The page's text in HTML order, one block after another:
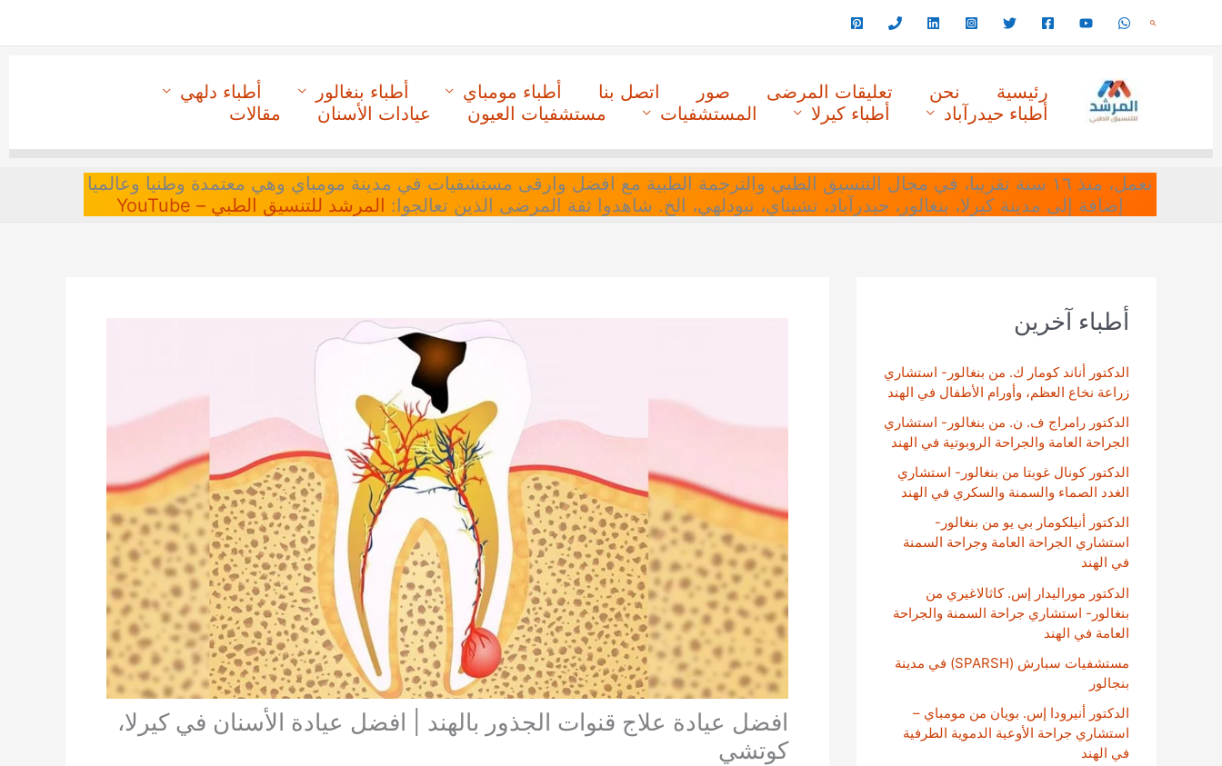
البحث
رئيسية نحن تعليقات المرضى صور اتصل بنا أطباء مومباي أطباء بنغالور
أطباء دلهي
أطباء حيدرآباد
أطباء كيرلا المستشفيات مستشفيات العيون عيادات الأسنان مقالات
نعمل، منذ ١٦ سنة تقريبا، في مجال التنسيق الطبي والترجمة الطبية مع افضل وارقى مستشفيات في مدينة مومباي وهي معتمدة وطنيا وعالميا
إضافة إلى مدينة كيرلا، بنغالور، حيدرآباد، تشيناي، نيودلهي، الخ. شاهدوا ثقة المرضى الذين تعالجوا: المرشد للتنسيق الطبي – YouTube
أطباء آخرين
الدكتور أناند كومار ك. من بنغالور- استشاري
زراعة نخاع العظم، وأورام الأطفال في الهند
الدكتور رامراج ف. ن. من بنغالور- استشاري
الجراحة العامة والجراحة الروبوتية في الهند
الدكتور كونال غوبتا من بنغالور- استشاري
الغدد الصماء والسمنة والسكري في الهند
الدكتور أنيلكومار بي يو من بنغالور-
استشاري الجراحة العامة وجراحة السمنة
في الهند
الدكتور موراليدار إس. كاثالاغيري من
بنغالور- استشاري جراحة السمنة والجراحة
العامة في الهند
مستشفيات سبارش (SPARSH) في مدينة
بنجالور
الدكتور أنيرودا إس. بويان من مومباي –
استشاري جراحة الأوعية الدموية الطرفية
في الهند
افضل عيادة علاج قنوات الجذور بالهند | افضل عيادة الأسنان في كيرلا،
كوتشي